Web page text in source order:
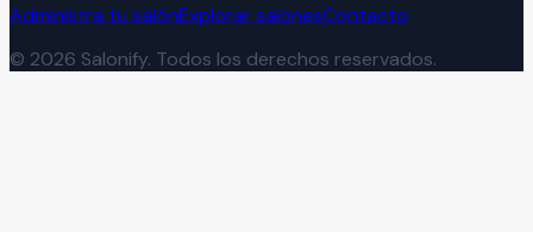
Administra tu salónExplorar salonesContacto
© 2026 Salonify. Todos los derechos reservados.